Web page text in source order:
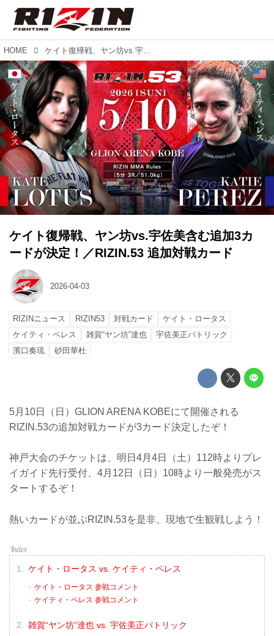
HOME ケイト復帰戦、ヤン坊vs.宇佐美含む追加3カードが決定！／RIZIN.53 追加対戦カード
ケイト復帰戦、ヤン坊vs.宇佐美含む追加3カ
ードが決定！／RIZIN.53 追加対戦カード
2026-04-03
RIZINニュース RIZIN53 対戦カード
ケイト・ロータス
ケイティ・ペレス
雑賀“ヤン坊”達也
宇佐美正パトリック
濱口奏琉
砂田華杜
5月10日（日）GLION ARENA KOBEにて開催される
RIZIN.53の追加対戦カードが3カード決定したぞ！
神戸大会のチケットは、明日4月4日（土）112時よりプレ
イガイド先行受付、4月12日（日）10時より一般発売がス
タートするぞ！
熱いカードが並ぶRIZIN.53を是非、現地で生観戦しよう！
ケイト・ロータス vs. ケイティ・ペレス
ケイト・ロータス 参戦コメント
ケイティ・ペレス 参戦コメント
雑賀“ヤン坊”達也 vs. 宇佐美正パトリック